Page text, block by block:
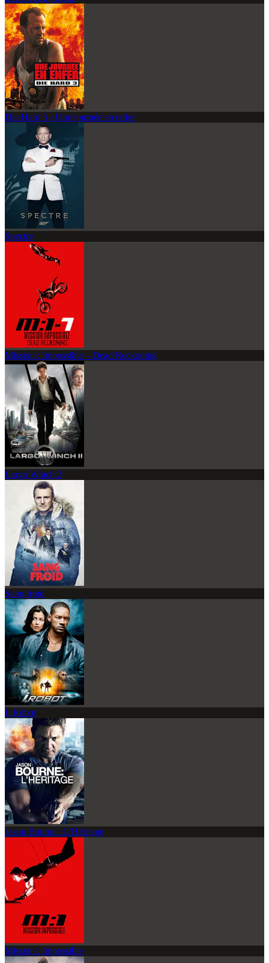
Die Hard 3 - Une journée en enfer
Spectre
Mission : Impossible – Dead Reckoning
Largo Winch 2
Sang froid
I, Robot
Jason Bourne : L'Héritage
Mission : Impossible